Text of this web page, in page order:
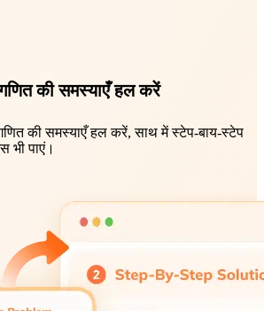
की समस्याएँ हल करें
की समस्याएँ हल करें, साथ में स्टेप-बाय-स्टेप
भी पाएं।